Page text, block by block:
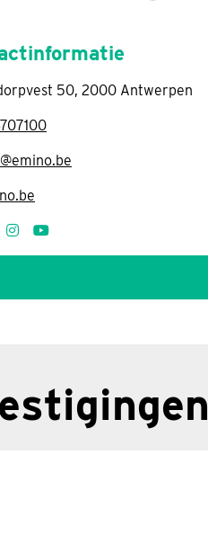
50, 2000 Antwerpen